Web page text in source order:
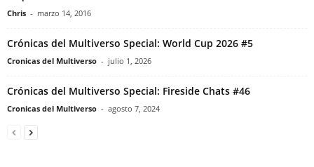
Chris - marzo 14, 2016
Crónicas del Multiverso Special: World Cup 2026 #5
Cronicas del Multiverso - julio 1, 2026
Crónicas del Multiverso Special: Fireside Chats #46
Cronicas del Multiverso - agosto 7, 2024